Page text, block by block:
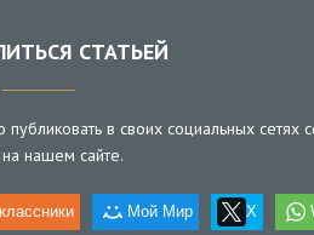
СТАТЬЕЙ
в своих социальных сетях
на нашем сайте.
Мой Мир X